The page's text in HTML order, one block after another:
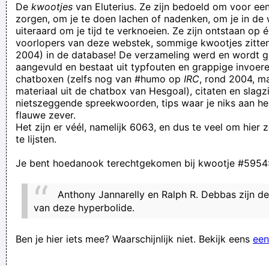
ontploft als hij betrapt wordt
De parachutist kwam uit de lucht gevallen
PRECISE DWARF BRAVERY
Hoe ironisch, Google gebruiken om de betekenis van GIYF te
vinden
Geert Porokiv, groothandelaar in zalfjes en lotions, heeft een
inderrdaad, iemand die een POT open krijgt, das pas een vent
Astried Kolziol, een typische klappij die "nooit wat verkeerd
doet", eet géén eclairs. Nooit. Het is niet dat ze er tegen is
ofsoo, maar ze lúst die gewoon niet!
Op zoek naar een naald in de hooiberg denk ik. maar wie niet
De kwootjes van Eluterius. Ze zijn bedoeld om voor
zorgen, om je te doen lachen of nadenken, om je in de
uiteraard om je tijd te verknoeien. Ze zijn ontstaan op
voorlopers van deze webstek, sommige kwootjes
2004) in de database! De verzameling werd en wordt
aangevuld en bestaat uit typfouten en grappige
chatboxen (zelfs nog van #humo op IRC, rond 2004,
materiaal uit de chatbox van Hesgoal), citaten en
nietszeggende spreekwoorden, tips waar je niks aan
flauwe zever.
Het zijn er véél, namelijk 6063, en dus te veel om hier
te lijsten.
Je bent hoedanook terechtgekomen bij kwootje
Anthony Jannarelly en Ralph R. Debbas zijn
van deze hyperbolide.
Ben je hier iets mee? Waarschijnlijk niet. Bekijk eens